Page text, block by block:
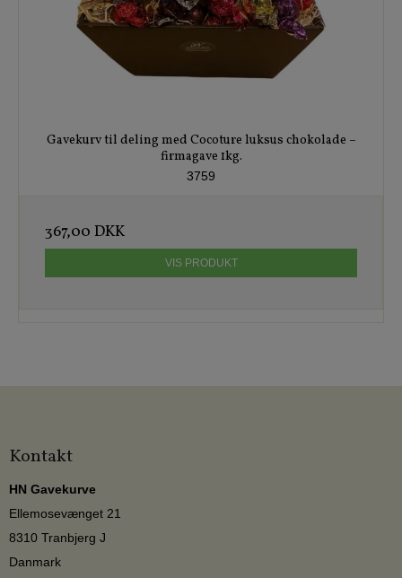
Gavekurv til deling med Cocoture luksus chokolade –
firmagave 1kg.
3759
367,00 DKK
VIS PRODUKT
Kontakt
HN Gavekurve
Ellemosevænget 21
8310 Tranbjerg J
Danmark